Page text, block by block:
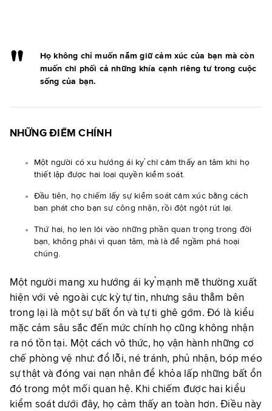
Họ không chỉ muốn nắm giữ cảm xúc của bạn mà còn
muốn chi phối cả những khía cạnh riêng tư trong cuộc
sống của bạn.
NHỮNG ĐIỂM CHÍNH
Một người có xu hướng ái kỷ chỉ cảm thấy an tâm khi họ
thiết lập được hai loại quyền kiểm soát.
Đầu tiên, họ chiếm lấy sự kiểm soát cảm xúc bằng cách
ban phát cho bạn sự công nhận, rồi đột ngột rút lại.
Thứ hai, họ len lỏi vào những phần quan trọng trong đời
bạn, không phải vì quan tâm, mà là để ngầm phá hoại
chúng.
Một người mang xu hướng ái kỷ mạnh mẽ thường xuất
hiện với vẻ ngoài cực kỳ tự tin, nhưng sâu thẳm bên
trong lại là một sự bất ổn và tự ti ghê gớm. Đó là kiểu
mặc cảm sâu sắc đến mức chính họ cũng không nhận
ra nó tồn tại. Một cách vô thức, họ vận hành những cơ
chế phòng vệ như: đổ lỗi, né tránh, phủ nhận, bóp méo
sự thật và đóng vai nạn nhân để khỏa lấp những bất ổn
đó trong một mối quan hệ. Khi chiếm được hai kiểu
kiểm soát dưới đây, họ cảm thấy an toàn hơn. Điều này